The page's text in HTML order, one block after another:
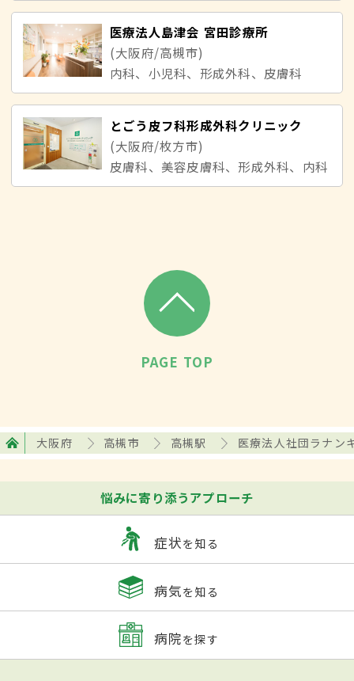
医療法人島津会 宮田診療所
(大阪府/高槻市)
内科、小児科、形成外科、皮膚科
とごう皮フ科形成外科クリニック
(大阪府/枚方市)
皮膚科、美容皮膚科、形成外科、内科
PAGE TOP
大阪府 高槻市 高槻駅 医療法人社団ラナン
悩みに寄り添うアプローチ
症状を知る
病気を知る
病院を探す